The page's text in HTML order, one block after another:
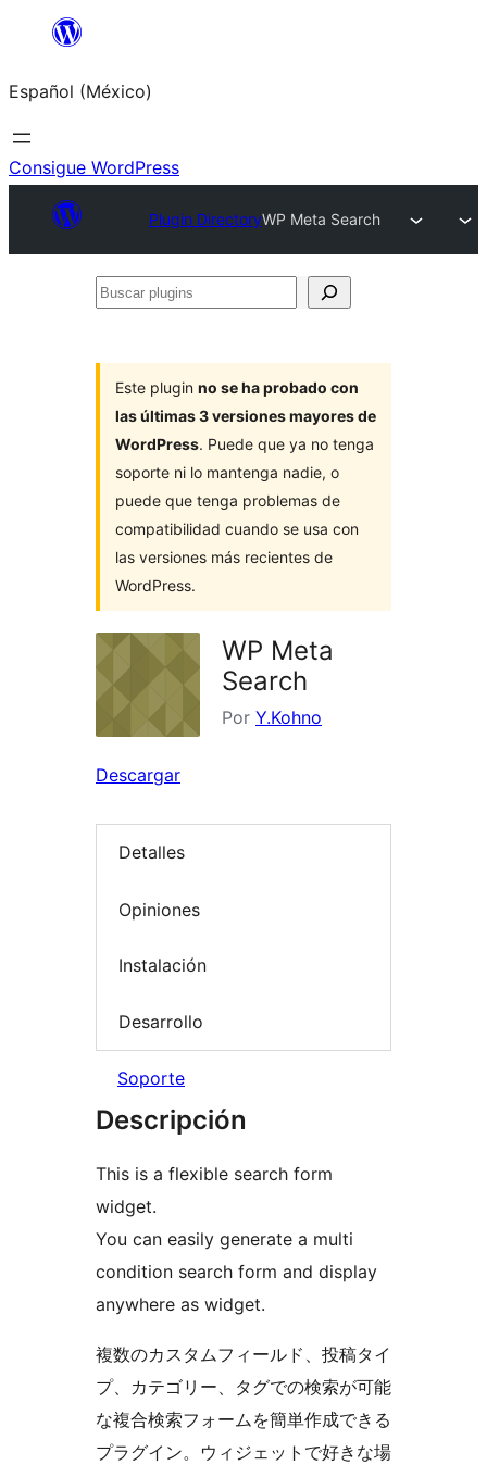
Saltar
contenido
Español (México)
Consigue WordPress
Plugin DirectoryWP Meta Search
Buscar
Este plugin no se ha probado con
las últimas 3 versiones mayores de
WordPress. Puede que ya no tenga
soporte ni lo mantenga nadie, o
puede que tenga problemas de
compatibilidad cuando se usa con
las versiones más recientes de
WordPress.
WP Meta
Search
Por Y.Kohno
Descargar
Detalles
Opiniones
Instalación
Desarrollo
Soporte
Descripción
This is a flexible search form
widget.
You can easily generate a multi
condition search form and display
anywhere as widget.
複数のカスタムフィールド、投稿タイ
プ、カテゴリー、タグでの検索が可能
な複合検索フォームを簡単作成できる
プラグイン。ウィジェットで好きな場